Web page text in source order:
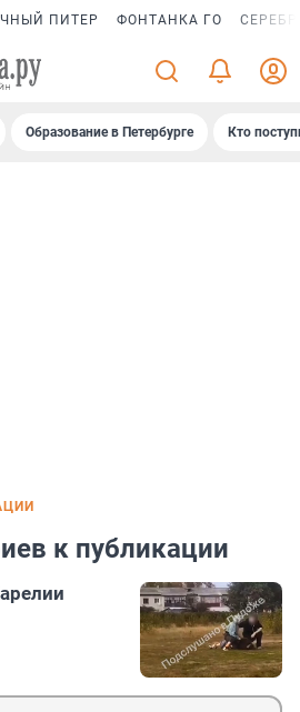
ПИТЕР ФОНТАНКА ГО
Образование в Петербурге Кто
к публикации